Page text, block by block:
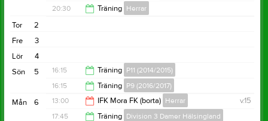
20:30 Träning Herrar
2
Tor
3
Fre
4
Lör
5
Sön 16:15 Träning P11 (2014/2015)
17:30
16:15 Träning P9 (2016/2017)
17:30
6
Mån v.15
13:00 IFK Mora FK (borta) Herrar
17:45 Träning Division 3 Damer Hälsingland